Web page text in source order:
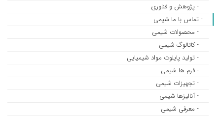
- پژوهش و فناوری
- تماس با ما شیمی
- محصولات شیمی
- کاتالوگ شیمی
- تولید پایلوت مواد شیمیایی
- فرم ها شیمی
- تجهیزات شیمی
- آنالیزها شیمی
- معرفی شیمی